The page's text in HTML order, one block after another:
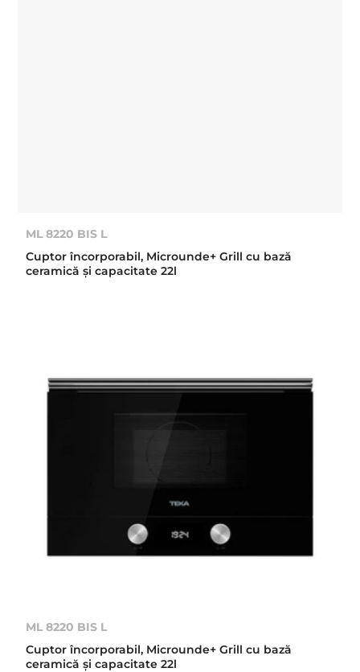
ML 8220 BIS L
Cuptor încorporabil, Microunde+ Grill cu bază
ceramică şi capacitate 22l
ML 8220 BIS L
Cuptor încorporabil, Microunde+ Grill cu bază
ceramică şi capacitate 22l